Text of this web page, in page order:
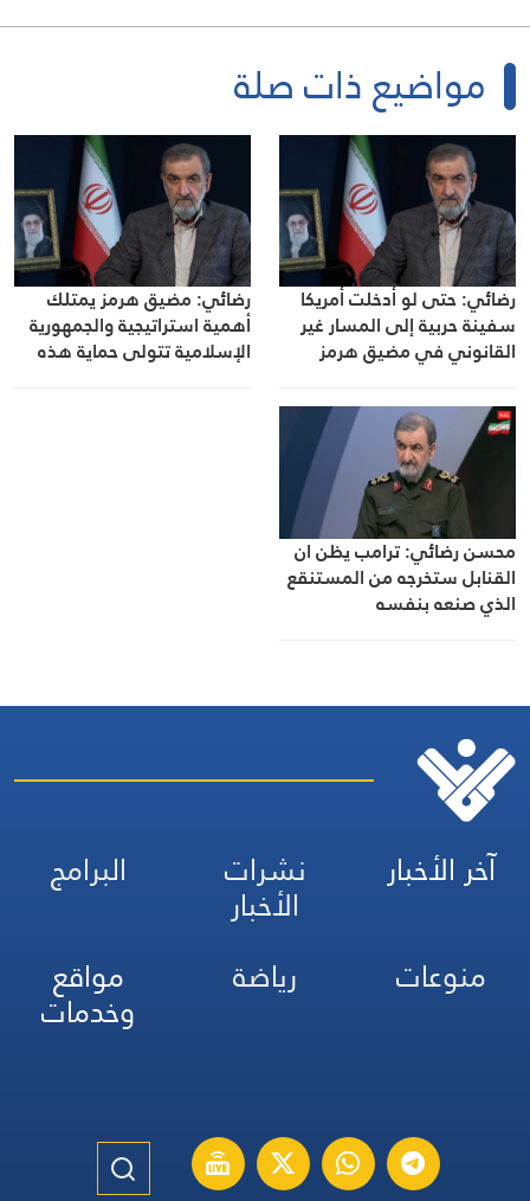
مواضيع ذات صلة
رضائي: حتى لو أدخلت أمريكا
سفينة حربية إلى المسار غير
القانوني في مضيق هرمز
فسنستهدفها
رضائي: مضيق هرمز يمتلك
أهمية استراتيجية والجمهورية
الإسلامية تتولى حماية هذه
محسن رضائي: ترامب يظن ان
القنابل ستخرجه من المستنقع
الذي صنعه بنفسه
آخر الأخبار نشرات
الأخبار
البرامج
منوعات
رياضة مواقع
وخدمات